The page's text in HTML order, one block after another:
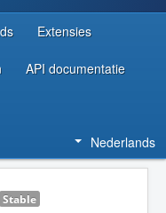
Extensies
API documentatie
Nederlands
Stable